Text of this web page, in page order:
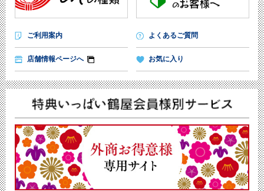
ご利用案内 よくあるご質問
店舗情報ページへ お気に入り